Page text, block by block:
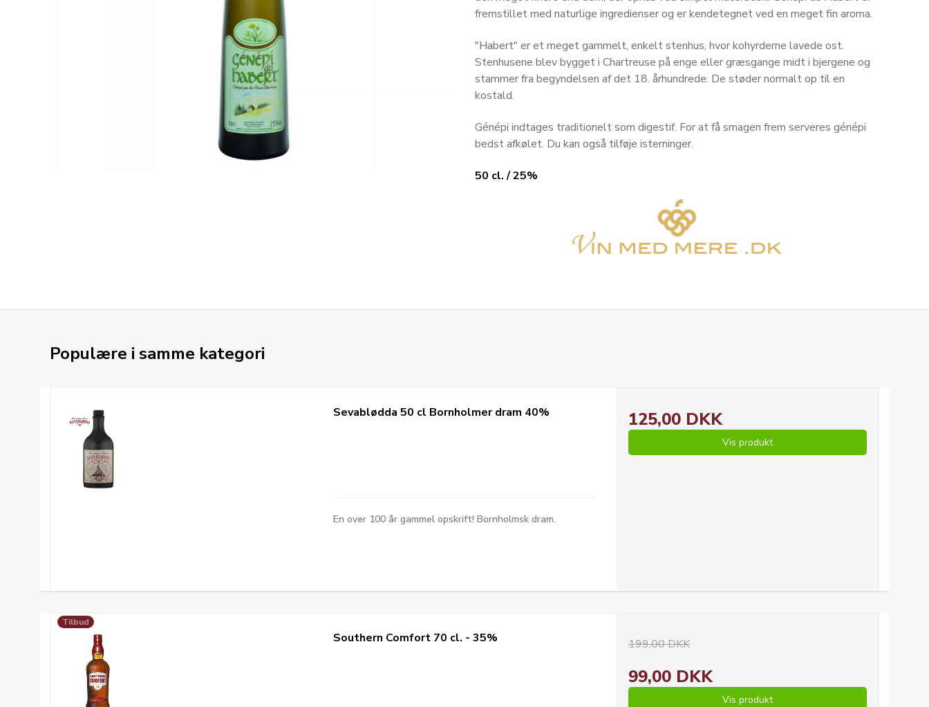
fremstillet med naturlige ingredienser og er kendetegnet ved en meget fin aroma.
"Habert" er et meget gammelt, enkelt stenhus, hvor kohyrderne lavede ost.
Stenhusene blev bygget i Chartreuse på enge eller græsgange midt i bjergene og
stammer fra begyndelsen af ​​det 18. århundrede. De støder normalt op til en
kostald.
Génépi indtages traditionelt som digestif. For at få smagen frem serveres génépi
bedst afkølet. Du kan også tilføje isterninger.
50 cl. / 25%
Populære i samme kategori
Sevablødda 50 cl Bornholmer dram 40%
En over 100 år gammel opskrift! Bornholmsk dram.
125,00 DKK
Vis produkt
Tilbud
Southern Comfort 70 cl. - 35% 199,00 DKK
99,00 DKK
Vis produkt